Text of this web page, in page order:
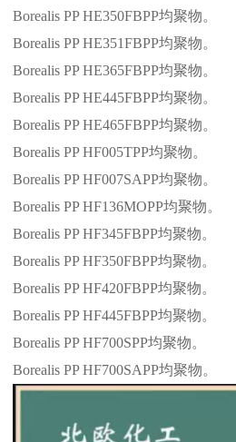
Borealis PP HE350FBPP均聚物。
Borealis PP HE351FBPP均聚物。
Borealis PP HE365FBPP均聚物。
Borealis PP HE445FBPP均聚物。
Borealis PP HE465FBPP均聚物。
Borealis PP HF005TPP均聚物。
Borealis PP HF007SAPP均聚物。
Borealis PP HF136MOPP均聚物。
Borealis PP HF345FBPP均聚物。
Borealis PP HF350FBPP均聚物。
Borealis PP HF420FBPP均聚物。
Borealis PP HF445FBPP均聚物。
Borealis PP HF700SPP均聚物。
Borealis PP HF700SAPP均聚物。